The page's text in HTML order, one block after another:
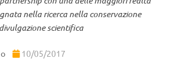
nella ricerca nella conservazione
scientifica
10/05/2017